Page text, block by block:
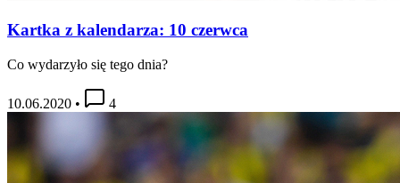
Kartka z kalendarza: 10 czerwca
Co wydarzyło się tego dnia?
10.06.2020 • 4